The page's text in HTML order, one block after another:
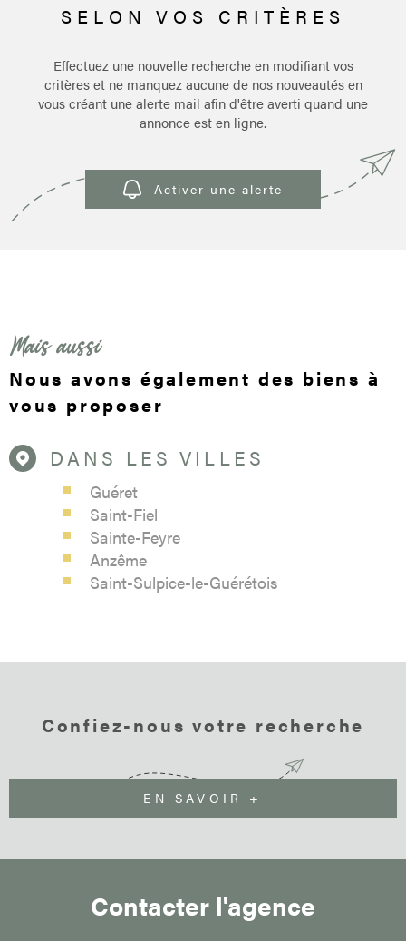
SELON VOS CRITÈRES
Effectuez une nouvelle recherche en modifiant vos
critères et ne manquez aucune de nos nouveautés en
vous créant une alerte mail afin d'être averti quand une
annonce est en ligne.
Activer une alerte
Mais aussi
Nous avons également des biens à
vous proposer
DANS LES VILLES
Guéret
Saint-Fiel
Sainte-Feyre
Anzême
Saint-Sulpice-le-Guérétois
Confiez-nous votre recherche
EN SAVOIR +
Contacter l'agence
Pièces
RÉFÉRENCE
CRITÈRES SUPPLÉMENTAIRES
Piscine
Parking
Terrasse